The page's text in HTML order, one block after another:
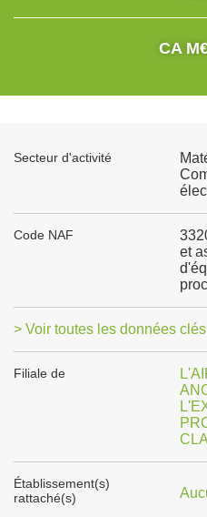
CA
Secteur d'activité
Code NAF
et
> Voir toutes les données clés
Filiale de
Établissement(s)
rattaché(s)